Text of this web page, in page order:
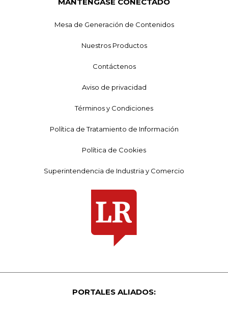
Mesa de Generación de Contenidos
Nuestros Productos
Contáctenos
Aviso de privacidad
Términos y Condiciones
Política de Tratamiento de Información
Política de Cookies
Superintendencia de Industria y Comercio
PORTALES ALIADOS: